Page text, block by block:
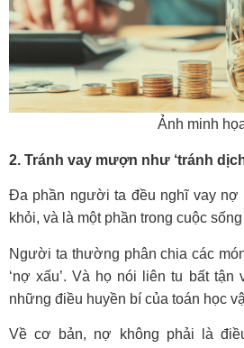
Ảnh minh
2. Tránh vay mượn như ‘tránh
Đa phần người ta đều nghĩ vay nợ
khỏi, và là một phần trong cuộc
Người ta thường phân chia các
‘nợ xấu’. Và họ nói liên tu bất
những điều huyền bí của toán học
Về cơ bản, nợ không phải là